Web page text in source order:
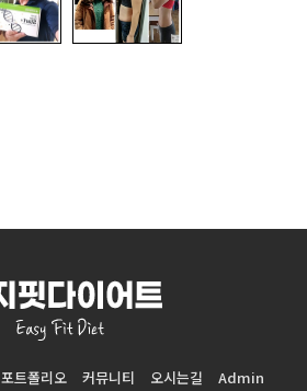
포트폴리오 커뮤니티 오시는길 Admin